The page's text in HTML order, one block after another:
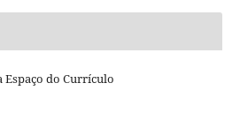
Espaço do Currículo